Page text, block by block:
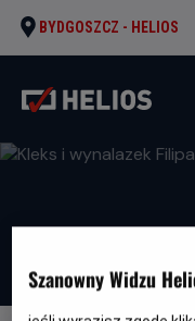
BYDGOSZCZ - HELIOS
Szanowny Widzu